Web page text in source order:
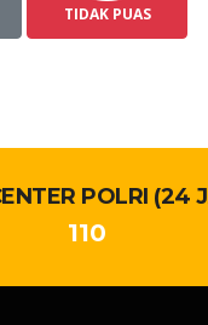
TIDAK PUAS
POLRI (24
110